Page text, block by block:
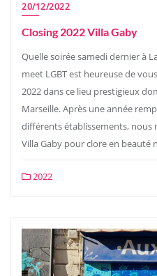
20/12/2022
Closing 2022 Villa Gaby
Quelle soirée samedi dernier à
meet LGBT est heureuse de
2022 dans ce lieu prestigieux
Marseille. Après une année
différents établissements, nous
Villa Gaby pour clore en
2022